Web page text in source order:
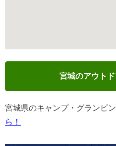
宮城のアウト
宮城県のキャンプ・グランピ
ら！